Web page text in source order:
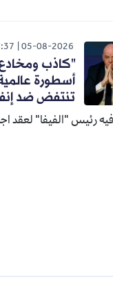
05-08-
17:37
ومخادع"..
عالمية
ضد إنفانتينو
لعقد اجتماع